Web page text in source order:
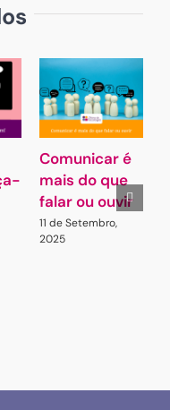
Comunicar é
mais do que
falar ou ouvir
11 de Setembro,
2025